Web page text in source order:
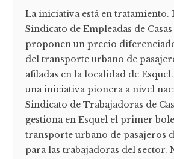
La iniciativa está en tratamiento.
Sindicato de Empleadas de
proponen un precio
del transporte urbano de
afiladas en la localidad de
una iniciativa pionera a nivel
Sindicato de Trabajadoras de
gestiona en Esquel el primer
transporte urbano de pasajeros
para las trabajadoras del sector.